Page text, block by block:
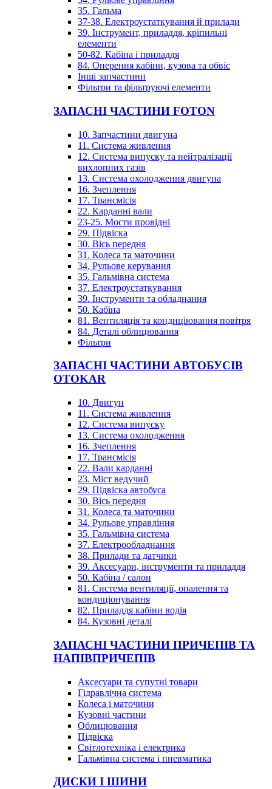
35. Гальма
37-38. Електроустаткування й прилади
39. Інструмент, приладдя, кріпильні
елементи
50-82. Кабіна і приладдя
84. Оперення кабіни, кузова та обвіс
Інші запчастини
Фільтри та фільтруючі елементи
ЗАПАСНІ ЧАСТИНИ FOTON
10. Запчастини двигуна
11. Система живлення
12. Система випуску та нейтралізації
вихлопних газів
13. Система охолодження двигуна
16. Зчеплення
17. Трансмісія
22. Карданні вали
23-25. Мости провідні
29. Підвіска
30. Вісь передня
31. Колеса та маточини
34. Рульове керування
35. Гальмівна система
37. Електроустаткування
39. Інструменти та обладнання
50. Кабіна
81. Вентиляція та кондиціювання повітря
84. Деталі облицювання
Фільтри
ЗАПАСНІ ЧАСТИНИ АВТОБУСІВ
OTOKAR
10. Двигун
11. Система живлення
12. Система випуску
13. Система охолодження
16. Зчеплення
17. Трансмісія
22. Вали карданні
23. Міст ведучий
29. Підвіска автобуса
30. Вісь передня
31. Колеса та маточини
34. Рульове управління
35. Гальмівна система
37. Електрообладнання
38. Прилади та датчики
39. Аксесуари, інструменти та приладдя
50. Кабіна / салон
81. Система вентиляції, опалення та
кондиціонування
82. Приладдя кабіни водія
84. Кузовні деталі
ЗАПАСНІ ЧАСТИНИ ПРИЧЕПІВ ТА
НАПІВПРИЧЕПІВ
Аксесуари та супутні товари
Гідравлічна система
Колеса і маточини
Кузовні частини
Облицювання
Підвіска
Світлотехніка і електрика
Гальмівна система і пневматика
ДИСКИ І ШИНИ